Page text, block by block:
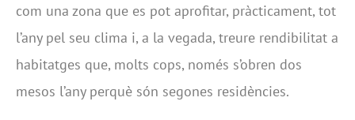
com una zona que es pot aprofitar, pràcticament, tot
l’any pel seu clima i, a la vegada, treure rendibilitat a
habitatges que, molts cops, només s’obren dos
mesos l’any perquè són segones residències.